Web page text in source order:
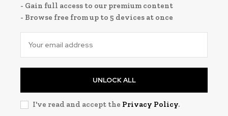
- Gain full access to our premium content
- Browse free from up to 5 devices at once
UNLOCK ALL
I've read and accept the Privacy Policy.